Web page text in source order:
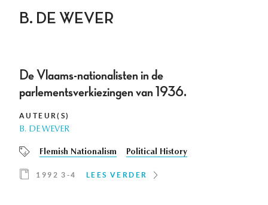
B. DE WEVER
De Vlaams-nationalisten in de
parlementsverkiezingen van 1936.
AUTEUR(S)
B. DE WEVER
Flemish Nationalism Political History
1992 3-4 LEES VERDER